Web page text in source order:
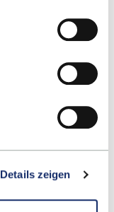
Details zeigen